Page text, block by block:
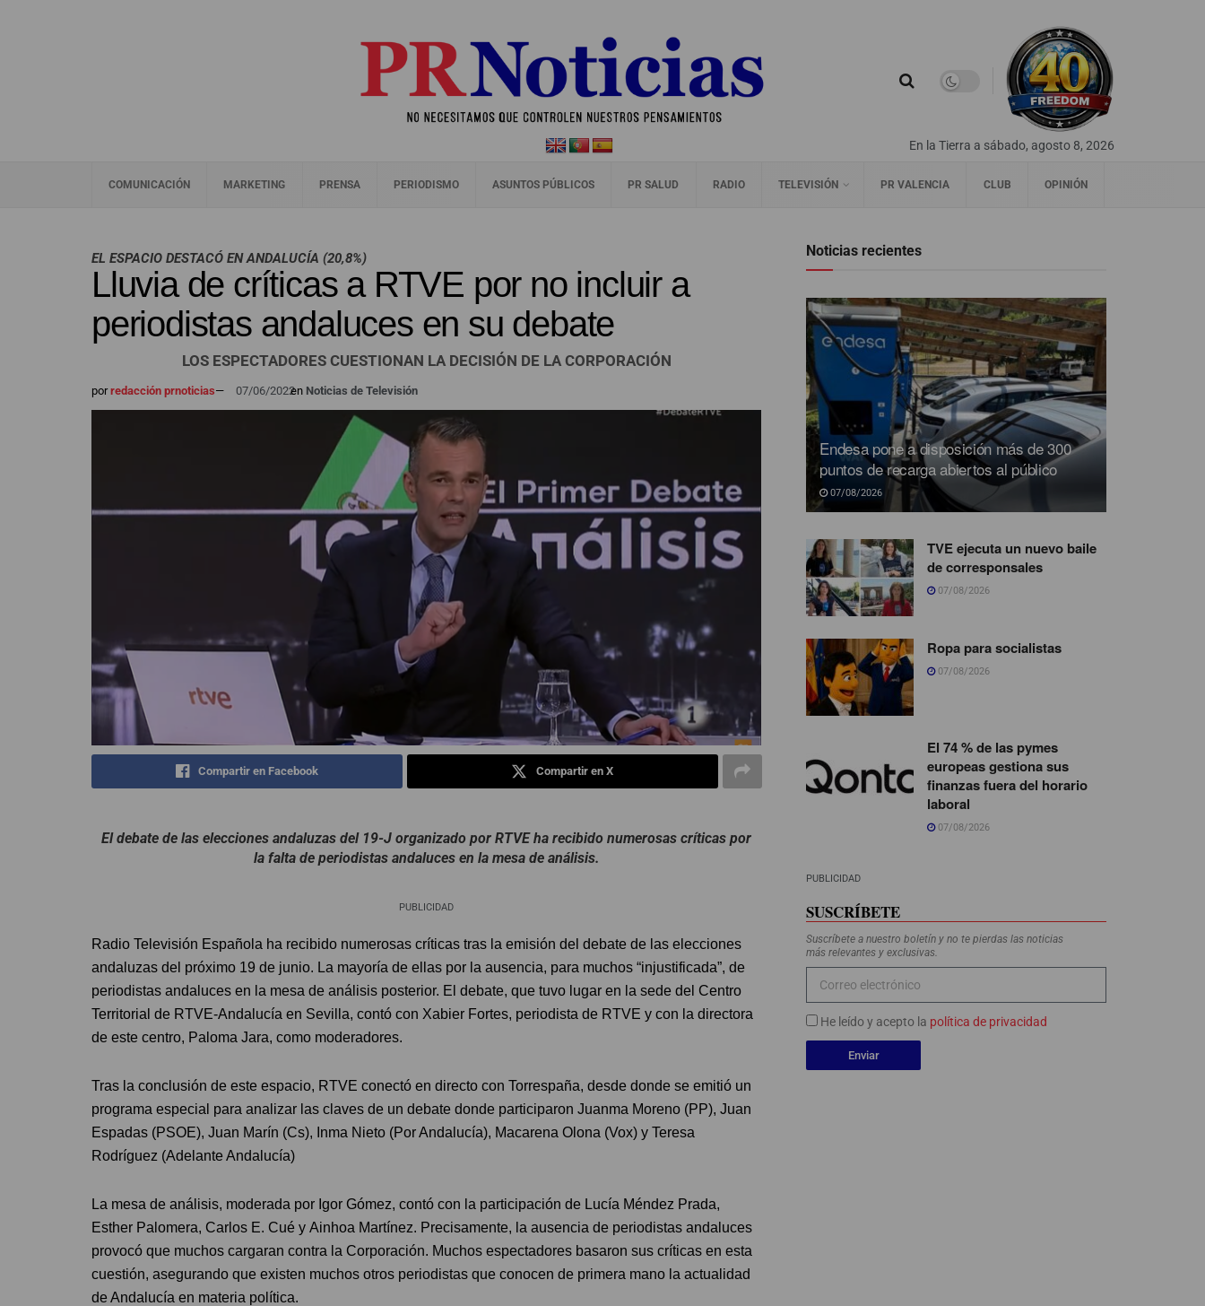
En la Tierra a sábado, agosto 8, 2026
COMUNICACIÓN MARKETING PRENSA PERIODISMO ASUNTOS PÚBLICOS PR SALUD RADIO TELEVISIÓN PR VALENCIA CLUB OPINIÓN
EL ESPACIO DESTACÓ EN ANDALUCÍA (20,8%)
Lluvia de críticas a RTVE por no incluir a
periodistas andaluces en su debate
LOS ESPECTADORES CUESTIONAN LA DECISIÓN DE LA CORPORACIÓN
porredacción prnoticias— 07/06/2022en Noticias de Televisión
Compartir en Facebook Compartir en X
El debate de las elecciones andaluzas del 19-J organizado por RTVE ha recibido numerosas críticas por
la falta de periodistas andaluces en la mesa de análisis.
PUBLICIDAD
Radio Televisión Española ha recibido numerosas críticas tras la emisión del debate de las elecciones
andaluzas del próximo 19 de junio. La mayoría de ellas por la ausencia, para muchos “injustificada”, de
periodistas andaluces en la mesa de análisis posterior. El debate, que tuvo lugar en la sede del Centro
Territorial de RTVE-Andalucía en Sevilla, contó con Xabier Fortes, periodista de RTVE y con la directora
de este centro, Paloma Jara, como moderadores.
Tras la conclusión de este espacio, RTVE conectó en directo con Torrespaña, desde donde se emitió un
programa especial para analizar las claves de un debate donde participaron Juanma Moreno (PP), Juan
Espadas (PSOE), Juan Marín (Cs), Inma Nieto (Por Andalucía), Macarena Olona (Vox) y Teresa
Rodríguez (Adelante Andalucía)
La mesa de análisis, moderada por Igor Gómez, contó con la participación de Lucía Méndez Prada,
Esther Palomera, Carlos E. Cué y Ainhoa Martínez. Precisamente, la ausencia de periodistas andaluces
provocó que muchos cargaran contra la Corporación. Muchos espectadores basaron sus críticas en esta
cuestión, asegurando que existen muchos otros periodistas que conocen de primera mano la actualidad
de Andalucía en materia política.
Noticias recientes
Endesa pone a disposición más de 300
puntos de recarga abiertos al público
07/08/2026
TVE ejecuta un nuevo baile
de corresponsales
07/08/2026
Ropa para socialistas
07/08/2026
El 74 % de las pymes
europeas gestiona sus
finanzas fuera del horario
laboral
07/08/2026
PUBLICIDAD
SUSCRÍBETE
Suscríbete a nuestro boletín y no te pierdas las noticias
más relevantes y exclusivas.
He leído y acepto la política de privacidad
Enviar